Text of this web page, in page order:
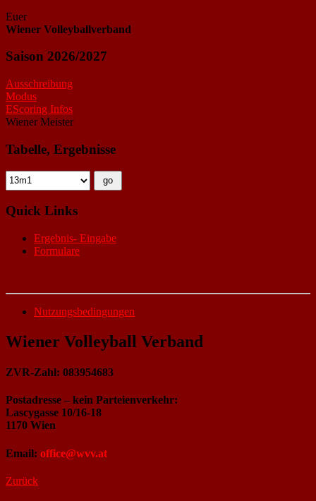
Euer
Wiener Volleyballverband
Saison 2026/2027
Ausschreibung
Modus
EScoring Infos
Wiener Meister
Tabelle, Ergebnisse
Quick Links
Ergebnis- Eingabe
Formulare
Nutzungsbedingungen
Wiener Volleyball Verband
ZVR-Zahl: 083954683
Postadresse – kein Parteienverkehr:
Lascygasse 10/16-18
1170 Wien
Email: office@wvv.at
Zurück